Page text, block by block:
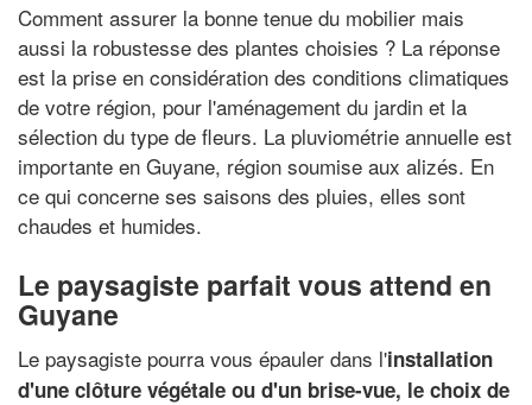
Comment assurer la bonne tenue du mobilier mais
aussi la robustesse des plantes choisies ? La réponse
est la prise en considération des conditions climatiques
de votre région, pour l'aménagement du jardin et la
sélection du type de fleurs. La pluviométrie annuelle est
importante en Guyane, région soumise aux alizés. En
ce qui concerne ses saisons des pluies, elles sont
chaudes et humides.
Le paysagiste parfait vous attend en
Guyane
Le paysagiste pourra vous épauler dans l'installation
d'une clôture végétale ou d'un brise-vue, le choix de